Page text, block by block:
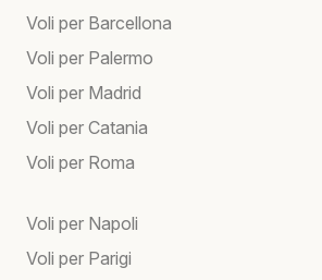
Voli per Barcellona
Voli per Palermo
Voli per Madrid
Voli per Catania
Voli per Roma
Voli per Napoli
Voli per Parigi